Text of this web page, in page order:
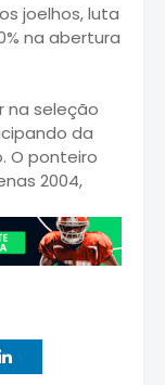
joelhos, luta
na abertura
na seleção
da
O ponteiro
2004,